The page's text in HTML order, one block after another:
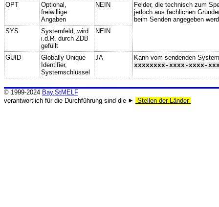
OPT
Optional,
freiwillige
Angaben
NEIN
Felder, die technisch zum
jedoch aus fachlichen
beim Senden angegeben
SYS
Systemfeld, wird
i.d.R. durch ZDB
gefüllt
NEIN
GUID
Globally Unique
Identifier,
Systemschlüssel
JA
Kann vom sendenden
xxxxxxxx-xxxx-xxxx-
© 1999-2024 Bay.StMELF
verantwortlich für die Durchführung sind die ⯈
Stellen der Länder